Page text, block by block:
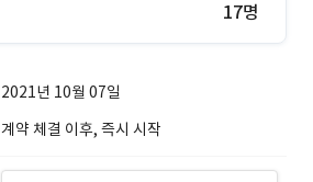
17명
2021년 10월 07일
계약 체결 이후, 즉시 시작